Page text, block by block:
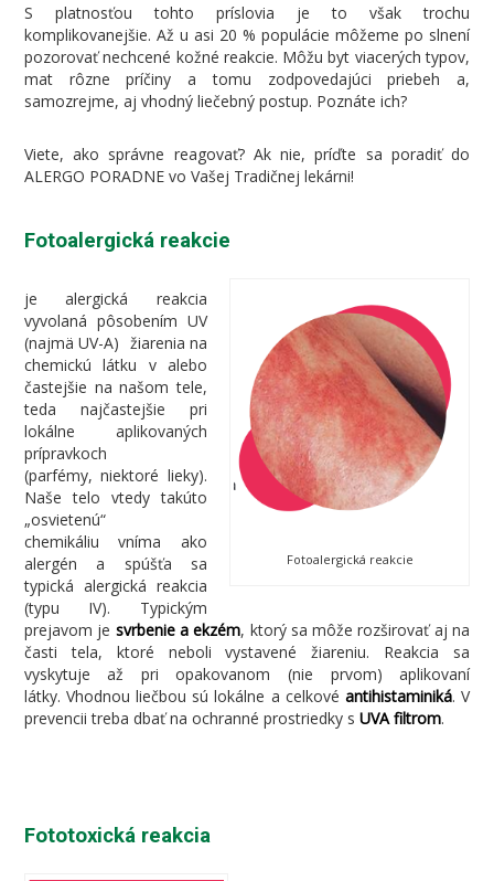
S platnosťou tohto príslovia je to však trochu
komplikovanejšie. Až u asi 20 % populácie môžeme po slnení
pozorovať nechcené kožné reakcie. Môžu byt viacerých typov,
mat rôzne príčiny a tomu zodpovedajúci priebeh a,
samozrejme, aj vhodný liečebný postup. Poznáte ich?
Viete, ako správne reagovať? Ak nie, príďte sa poradiť do
ALERGO PORADNE vo Vašej Tradičnej lekárni!
Fotoalergická reakcie
Fotoalergická reakcie
je alergická reakcia
vyvolaná pôsobením UV
(najmä UV-A) žiarenia na
chemickú látku v alebo
častejšie na našom tele,
teda najčastejšie pri
lokálne aplikovaných
prípravkoch
(parfémy, niektoré lieky).
Naše telo vtedy takúto
„osvietenú“
chemikáliu vníma ako
alergén a spúšťa sa
typická alergická reakcia
(typu IV). Typickým
prejavom je svrbenie a ekzém, ktorý sa môže rozširovať aj na
časti tela, ktoré neboli vystavené žiareniu. Reakcia sa
vyskytuje až pri opakovanom (nie prvom) aplikovaní
látky. Vhodnou liečbou sú lokálne a celkové antihistaminiká. V
prevencii treba dbať na ochranné prostriedky s UVA filtrom.
Fototoxická reakcia